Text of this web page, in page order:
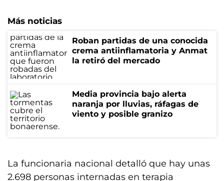
Más noticias
Roban partidas de una conocida
crema antiinflamatoria y Anmat
la retiró del mercado
Media provincia bajo alerta
naranja por lluvias, ráfagas de
viento y posible granizo
La funcionaria nacional detalló que hay unas
2.698 personas internadas en terapia